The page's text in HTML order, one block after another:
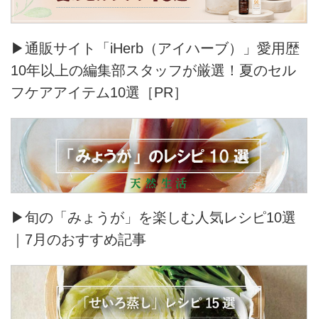
▶通販サイト「iHerb（アイハーブ）」愛用歴
10年以上の編集部スタッフが厳選！夏のセル
フケアアイテム10選［PR］
▶旬の「みょうが」を楽しむ人気レシピ10選
｜7月のおすすめ記事